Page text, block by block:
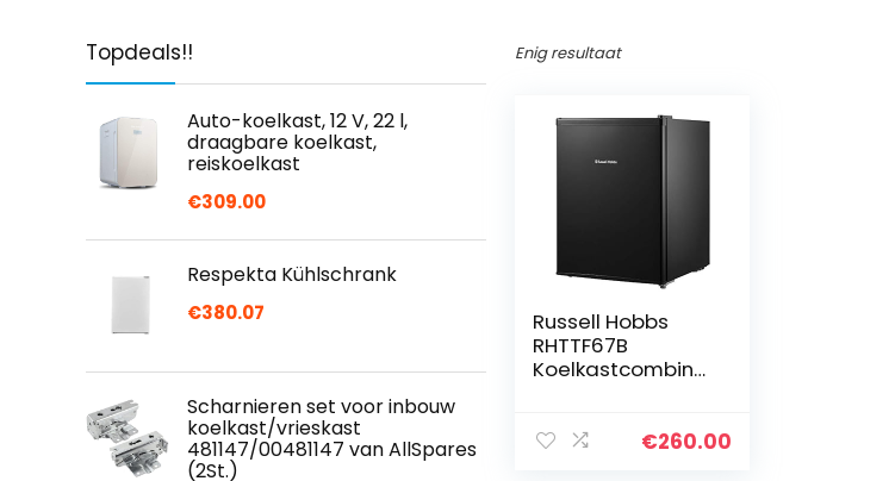
Topdeals!!
Auto-koelkast, 12 V, 22 l,
draagbare koelkast,
reiskoelkast
€309.00
Respekta Kühlschrank
€380.07
Scharnieren set voor inbouw
koelkast/vrieskast
481147/00481147 van AllSpares
(2St.)
Enig resultaat
Russell Hobbs
RHTTF67B
Koelkastcombina
tafel, 67 l, 42 dB)
€260.00